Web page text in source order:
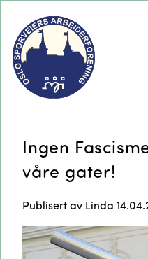
Ingen
våre gater!
Publisert av Linda